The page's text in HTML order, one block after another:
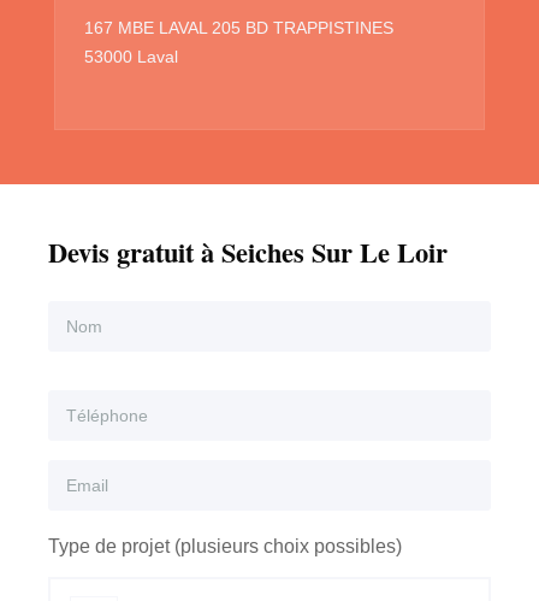
167 MBE LAVAL 205 BD TRAPPISTINES
53000 Laval
Devis gratuit à Seiches Sur Le Loir
Type de projet (plusieurs choix possibles)